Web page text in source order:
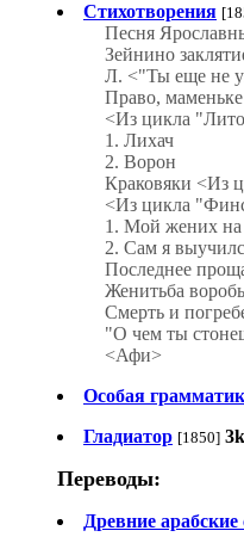
Стихотворения
Песня
Зейнино
Л. <"Ты еще не
Право,
<Из цикла
1. Лихач
2. Ворон
Краковяки <Из
<Из цикла
1. Мой жених на
2. Сам я
Последнее
Женитьба
Смерть и
"О чем ты
<Афи>
Особая
Гладиатор [1850] 3k
Переводы:
Древние арабские